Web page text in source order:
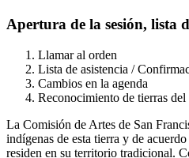
Apertura de la sesión, lista
Llamar al orden
Lista de asistencia /
Cambios en la agenda
Reconocimiento de tierras
La Comisión de Artes de San
indígenas de esta tierra y de
residen en su territorio tradicional.